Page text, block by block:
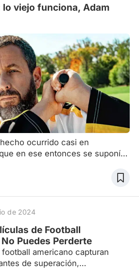
lo viejo funciona, Adam
ocurrido casi en
en ese entonces se suponía
último periodo de reinado de
a masacrar a un Jim Carrey que
millones de dólares por
Ace Ventura, Tonto y
de 2024
de Football
Puedes Perderte
americano capturan
de superación,